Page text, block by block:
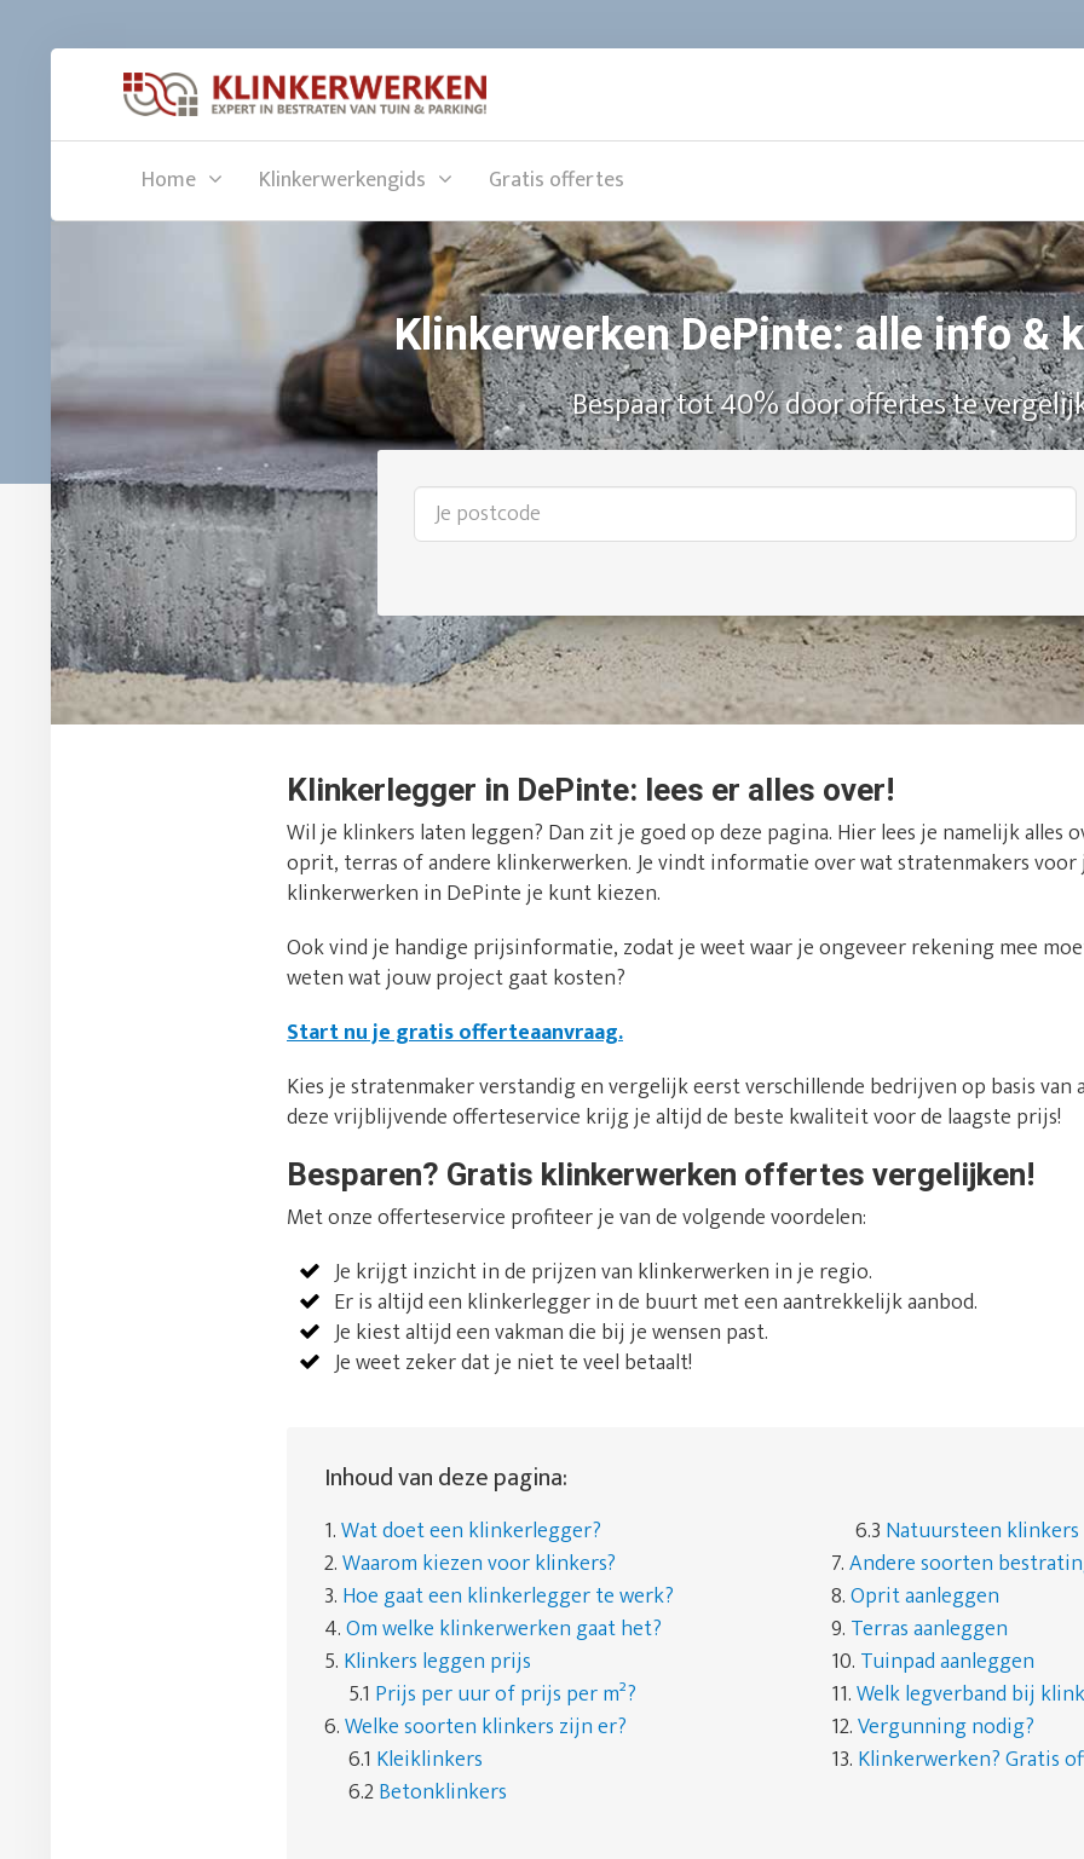
Home Klinkerwerkengids Gratis offertes
Klinkerwerken DePinte: alle info &
Bespaar tot 40% door offertes te
Klinkerlegger in DePinte: lees er alles over!
Wil je klinkers laten leggen? Dan zit je goed op deze pagina. Hier lees je namelijk alles
oprit, terras of andere klinkerwerken. Je vindt informatie over wat stratenmakers voor
klinkerwerken in DePinte je kunt kiezen.
Ook vind je handige prijsinformatie, zodat je weet waar je ongeveer rekening mee
weten wat jouw project gaat kosten?
Start nu je gratis offerteaanvraag.
Kies je stratenmaker verstandig en vergelijk eerst verschillende bedrijven op basis van
deze vrijblijvende offerteservice krijg je altijd de beste kwaliteit voor de laagste prijs!
Besparen? Gratis klinkerwerken offertes vergelijken!
Met onze offerteservice profiteer je van de volgende voordelen:
Je krijgt inzicht in de prijzen van klinkerwerken in je regio.
Er is altijd een klinkerlegger in de buurt met een aantrekkelijk aanbod.
Je kiest altijd een vakman die bij je wensen past.
Je weet zeker dat je niet te veel betaalt!
Inhoud van deze pagina:
1.Wat doet een klinkerlegger?
2.Waarom kiezen voor klinkers?
3. Hoe gaat een klinkerlegger te werk?
4.Om welke klinkerwerken gaat het?
5. Klinkers leggen prijs
5.1 Prijs per uur of prijs per m²?
6.Welke soorten klinkers zijn er?
6.1 Kleiklinkers
6.2Betonklinkers
6.3 Natuursteen klinkers
7.Andere soorten
8.Oprit aanleggen
9. Terras aanleggen
10. Tuinpad aanleggen
11.Welk legverband bij
12.Vergunning nodig?
13. Klinkerwerken? Gratis